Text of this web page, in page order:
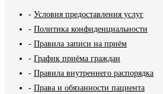
- Условия предоставления услуг
- Политика конфиденциальности
- Правила записи на приём
- График приёма граждан
- Правила внутреннего распорядка
- Права и обязанности пациента